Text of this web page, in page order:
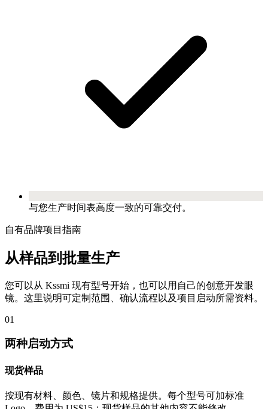
与您生产时间表高度一致的可靠交付。
自有品牌项目指南
从样品到批量生产
您可以从 Kssmi 现有型号开始，也可以用自己的创意开发眼
镜。这里说明可定制范围、确认流程以及项目启动所需资料。
01
两种启动方式
现货样品
按现有材料、颜色、镜片和规格提供。每个型号可加标准